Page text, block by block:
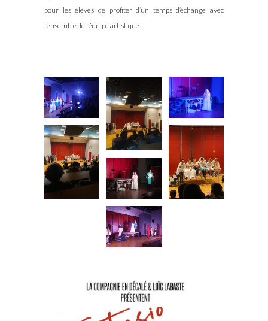
pour les élèves de profiter d’un temps d’échange avec
l’ensemble de l’équipe artistique.